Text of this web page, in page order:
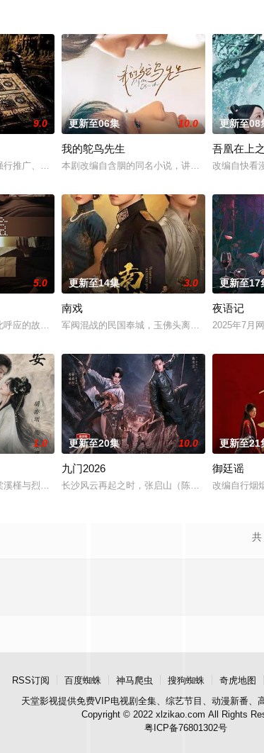
共郁南县委、郁南县人民政府共同拍摄的20集乡村振兴主题剧
9.0
推广、使用由“中国准备银行”发行的伪钞货币。根据党中央
更新至06集 10.0
我的鸵鸟先生
本剧改编自含胭的同名小说，讲述了邻家女孩庞
更新至08
吾凰在上
改编自快看
鉴定技术的支持下，通过摸排、勘查等传统刑侦手段，接连破
5.0
应的故事——用一场精心策划的“夏令营”完成复仇的受害者；
更新至14集 3.0
南戏
军阀混战的民国奉城，玉佛头离奇失窃，戏班主
更新至17
夜语记
2025年7月
：“江逾白，我喜欢你，哲学和生物学意义上的喜欢。”那个
1.0
槿与烈云峥之间曲折动人的情感，以及他们在复杂局势中坚
更新至20集 10.0
九门2026
长沙风云再起之时，张启山（陈伟霆 饰）与吴老
更新至21
御廷谣
改编自行烟
共
RSS订阅 百度蜘蛛 神马爬虫 搜狗蜘蛛 奇虎地图
天堂影视提供免费VIP电视剧全集、综艺节目、动漫新番、
Copyright © 2022 xlzikao.com All Rights
粤ICP备76801302号